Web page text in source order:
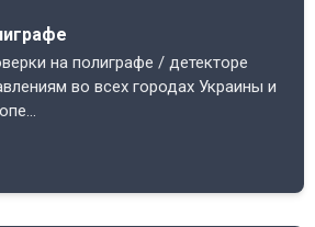
на полиграфе / детекторе
во всех городах Украины и